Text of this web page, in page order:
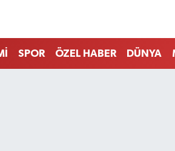
SPOR ÖZEL HABER DÜNYA